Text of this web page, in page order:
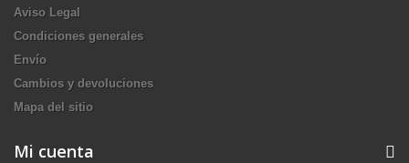
Aviso Legal
Condiciones generales
Envío
Cambios y devoluciones
Mapa del sitio
Mi cuenta